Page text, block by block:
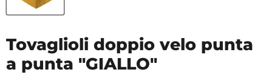
Tovaglioli doppio velo punta
a punta "GIALLO"